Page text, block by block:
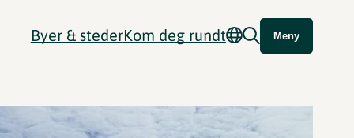
Byer & stederKom deg rundt Meny